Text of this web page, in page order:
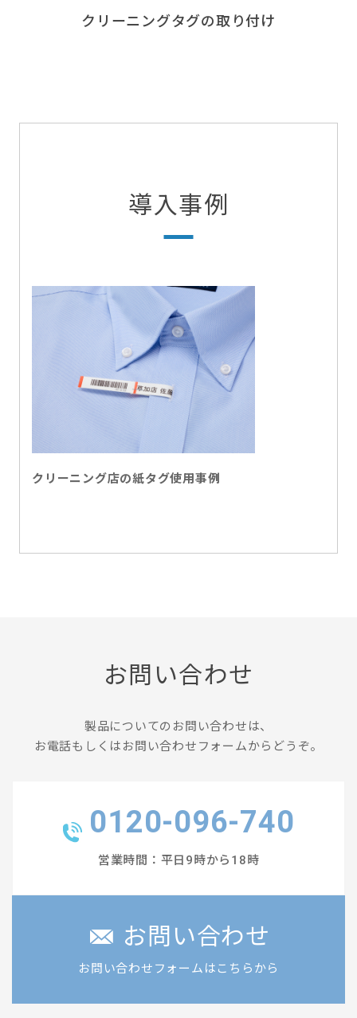
クリーニングタグの取り付け
導入事例
クリーニング店の紙タグ使用事例
お問い合わせ
製品についてのお問い合わせは、
お電話もしくはお問い合わせフォームからどうぞ。
0120-096-740
営業時間：平日9時から18時
お問い合わせ
お問い合わせフォームはこちらから